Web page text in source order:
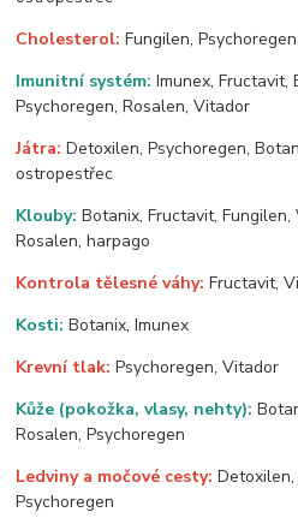
Cholesterol: Fungilen,
Imunitní systém:Imunex, Fructavit,
Psychoregen, Rosalen, Vitador
Játra: Detoxilen, Psychoregen,
ostropestřec
Klouby:Botanix, Fructavit,
Rosalen, harpago
Kontrola tělesné váhy:Fructavit,
Kosti: Botanix, Imunex
Krevní tlak:Psychoregen, Vitador
Kůže (pokožka, vlasy, nehty):
Rosalen, Psychoregen
Ledviny a močové cesty:
Psychoregen